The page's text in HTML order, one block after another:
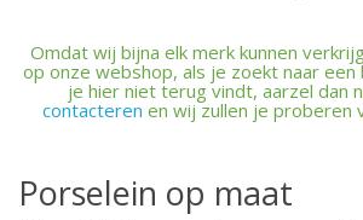
Omdat wij bijna elk merk kunnen
op onze webshop, als je zoekt naar
je hier niet terug vindt, aarzel dan
contacteren en wij zullen je proberen
Porselein op maat